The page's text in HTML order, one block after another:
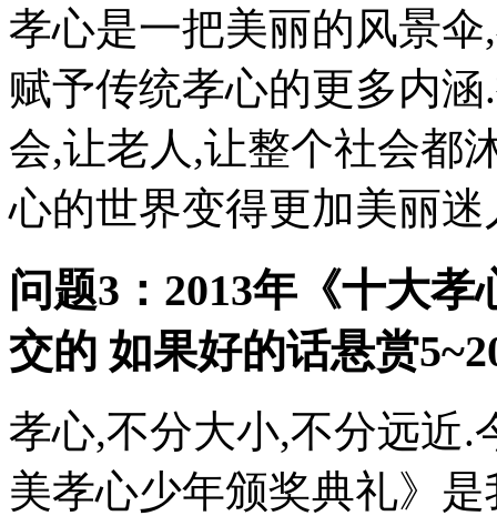
孝心是一把美丽的风景
赋予传统孝心的更多内
会,让老人,让整个社会都
心的世界变得更加美丽迷
问题3：2013年《十大
交的 如果好的话悬赏
孝心,不分大小,不分远近
美孝心少年颁奖典礼》